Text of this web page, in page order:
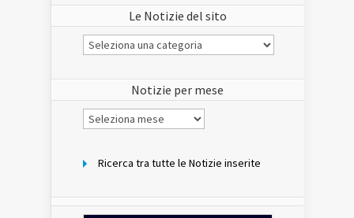
Le Notizie del sito
Le
Notizie
Notizie per mese
Notizie
per
Ricerca tra tutte le Notizie inserite